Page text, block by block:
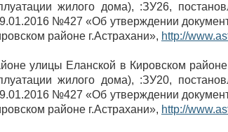
жилого дома), :ЗУ26,
№427 «Об утверждении
районе г.Астрахани», http://
улицы Еланской в Кировском
жилого дома), :ЗУ20,
№427 «Об утверждении
районе г.Астрахани», http://